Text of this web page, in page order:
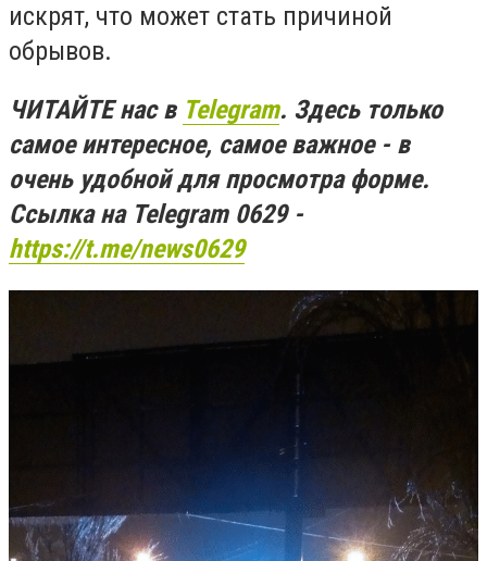
искрят, что может стать причиной
обрывов.
ЧИТАЙТЕ нас в Telegram. Здесь только
самое интересное, самое важное - в
очень удобной для просмотра форме.
Ссылка на Telegram 0629 -
https://t.me/news0629